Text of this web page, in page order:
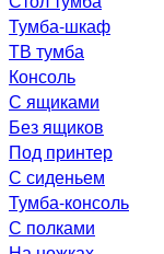
Тумба-шкаф
ТВ тумба
Консоль
С ящиками
Без ящиков
Под принтер
С сиденьем
Тумба-консоль
С полками